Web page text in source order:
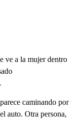
ve a la mujer dentro
caminando por
auto. Otra persona,